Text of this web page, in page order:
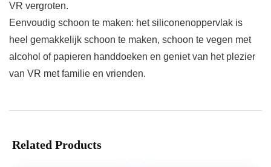
VR vergroten.
Eenvoudig schoon te maken: het siliconenoppervlak is
heel gemakkelijk schoon te maken, schoon te vegen met
alcohol of papieren handdoeken en geniet van het plezier
van VR met familie en vrienden.
Related Products